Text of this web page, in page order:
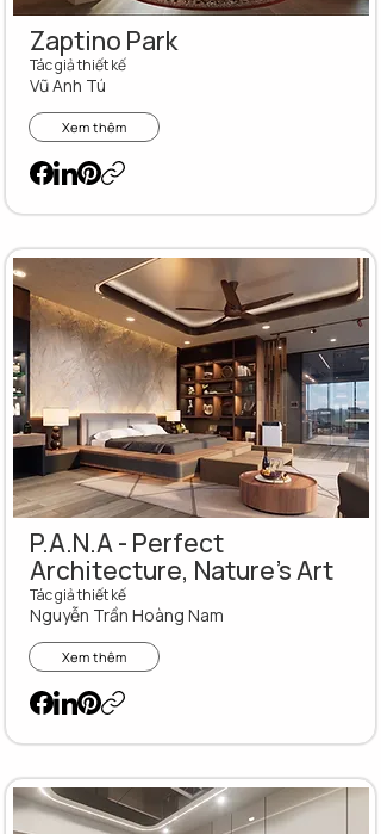
Zaptino Park
Tác giả thiết kế
Vũ Anh Tú
Xem thêm
P.A.N.A - Perfect
Architecture, Nature's Art
Tác giả thiết kế
Nguyễn Trần Hoàng Nam
Xem thêm